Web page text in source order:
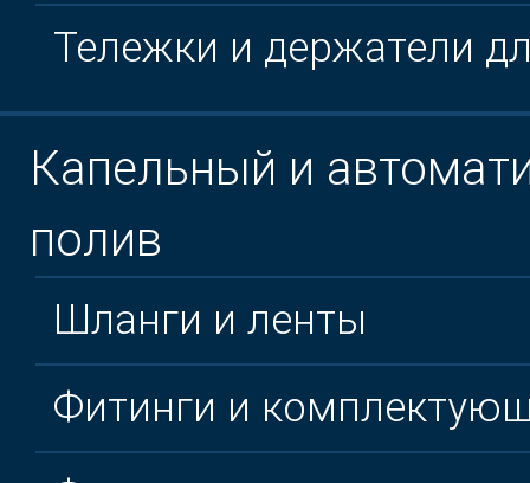
Тележки и держатели
Капельный и
полив
Шланги и ленты
Фитинги и